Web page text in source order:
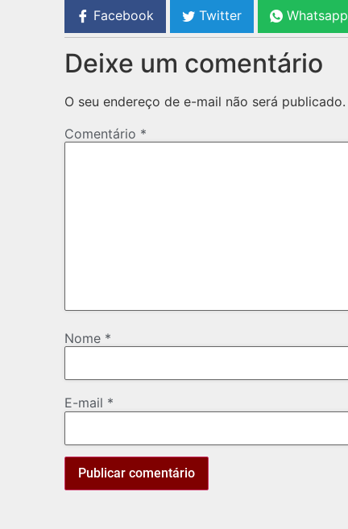
Facebook Twitter Whatsapp
Deixe um comentário
O seu endereço de e-mail não será publicado.
Comentário *
Nome *
E-mail *